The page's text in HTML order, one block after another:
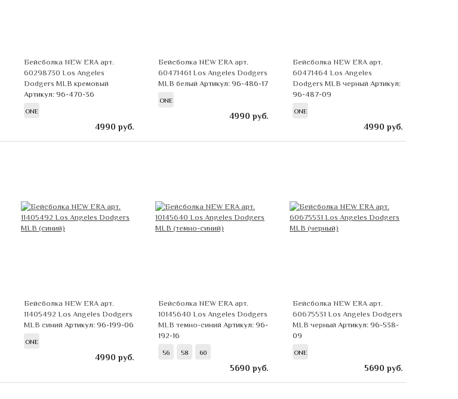
Бейсболка NEW ERA арт.
60298730 Los Angeles
Dodgers MLB кремовый
Артикул: 96-470-36
ONE
4990 руб.
Бейсболка NEW ERA арт.
60471461 Los Angeles Dodgers
MLB белый Артикул: 96-486-17
ONE
4990 руб.
Бейсболка NEW ERA арт.
60471464 Los Angeles
Dodgers MLB черный Артикул:
96-487-09
ONE
4990 руб.
Бейсболка NEW ERA арт.
11405492 Los Angeles Dodgers
MLB синий Артикул: 96-199-06
ONE
4990 руб.
Бейсболка NEW ERA арт.
10145640 Los Angeles Dodgers
MLB темно-синий Артикул: 96-
192-16
56 58 60
5690 руб.
Бейсболка NEW ERA арт.
60675531 Los Angeles Dodgers
MLB черный Артикул: 96-538-
09
ONE
5690 руб.